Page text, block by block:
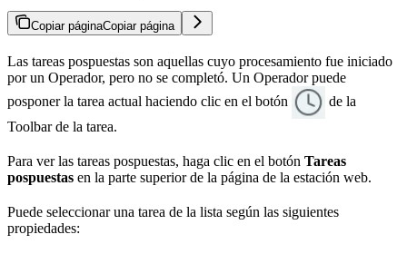
Copiar páginaCopiar página
Las tareas pospuestas son aquellas cuyo procesamiento fue iniciado
por un Operador, pero no se completó. Un Operador puede
posponer la tarea actual haciendo clic en el botón
de la
Toolbar de la tarea.
Para ver las tareas pospuestas, haga clic en el botón Tareas
pospuestas en la parte superior de la página de la estación web.
Puede seleccionar una tarea de la lista según las siguientes
propiedades: